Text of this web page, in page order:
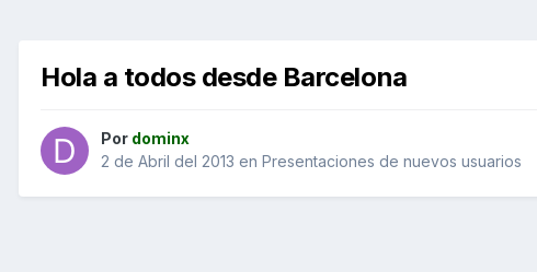
Hola a todos desde Barcelona
Por dominx
2 de Abril del 2013 en Presentaciones de nuevos usuarios